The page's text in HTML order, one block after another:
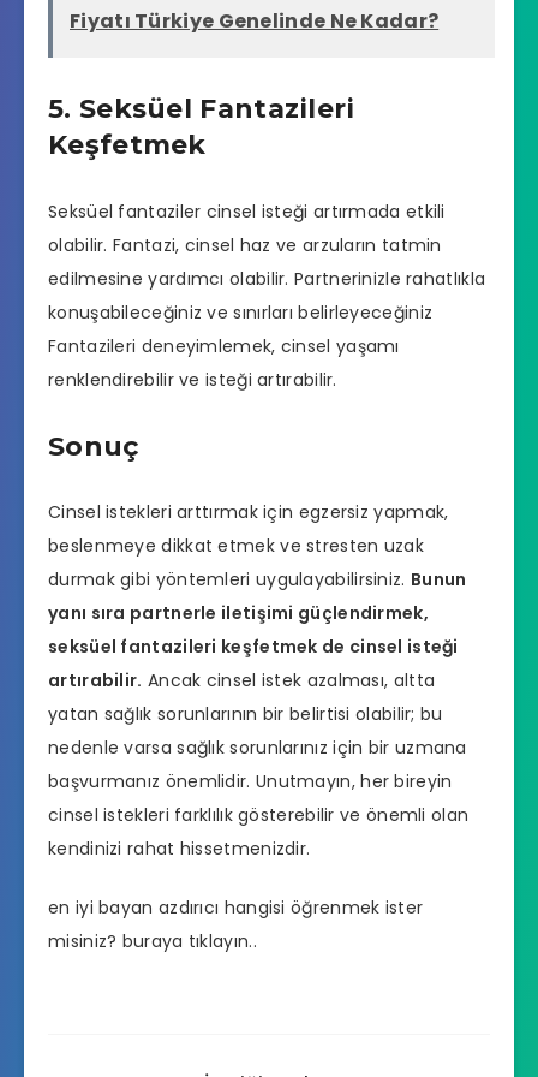
Fiyatı Türkiye Genelinde Ne Kadar?
5. Seksüel Fantazileri
Keşfetmek
Seksüel fantaziler cinsel isteği artırmada etkili
olabilir. Fantazi, cinsel haz ve arzuların tatmin
edilmesine yardımcı olabilir. Partnerinizle rahatlıkla
konuşabileceğiniz ve sınırları belirleyeceğiniz
Fantazileri deneyimlemek, cinsel yaşamı
renklendirebilir ve isteği artırabilir.
Sonuç
Cinsel istekleri arttırmak için egzersiz yapmak,
beslenmeye dikkat etmek ve stresten uzak
durmak gibi yöntemleri uygulayabilirsiniz. Bunun
yanı sıra partnerle iletişimi güçlendirmek,
seksüel fantazileri keşfetmek de cinsel isteği
artırabilir. Ancak cinsel istek azalması, altta
yatan sağlık sorunlarının bir belirtisi olabilir; bu
nedenle varsa sağlık sorunlarınız için bir uzmana
başvurmanız önemlidir. Unutmayın, her bireyin
cinsel istekleri farklılık gösterebilir ve önemli olan
kendinizi rahat hissetmenizdir.
en iyi bayan azdırıcı hangisi öğrenmek ister
misiniz? buraya tıklayın..